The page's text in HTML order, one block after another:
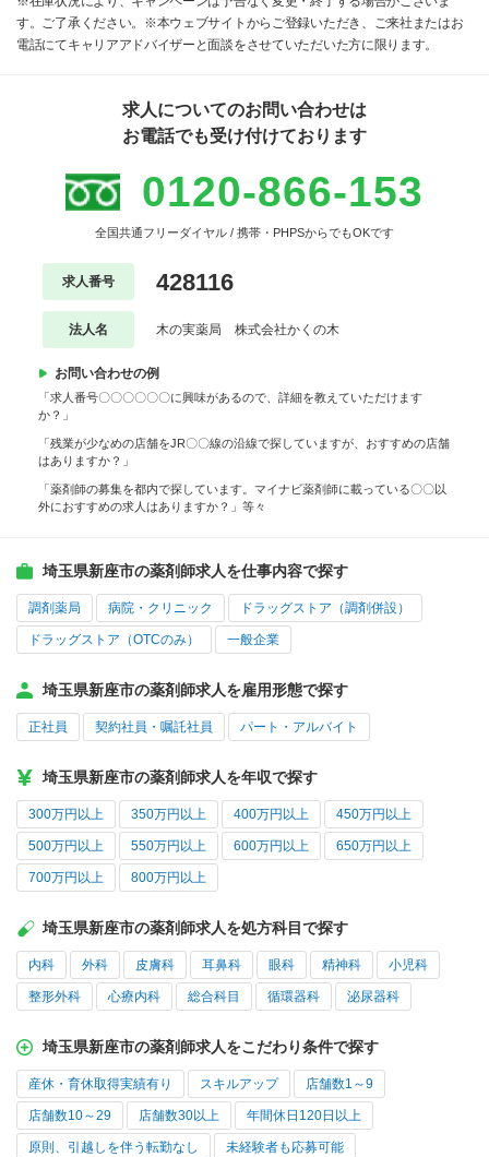
す。ご了承ください。※本ウェブサイトからご登録いただき、ご来社またはお
電話にてキャリアアドバイザーと面談をさせていただいた方に限ります。
求人についてのお問い合わせは
お電話でも受け付けております
0120-866-153
全国共通フリーダイヤル / 携帯・PHPSからでもOKです
求人番号 428116
法人名 木の実薬局 株式会社かくの木
お問い合わせの例
「求人番号〇〇〇〇〇〇に興味があるので、詳細を教えていただけます
か？」
「残業が少なめの店舗をJR〇〇線の沿線で探していますが、おすすめの店舗
はありますか？」
「薬剤師の募集を都内で探しています。マイナビ薬剤師に載っている〇〇以
外におすすめの求人はありますか？」等々
埼玉県新座市の薬剤師求人を仕事内容で探す
調剤薬局 病院・クリニック ドラッグストア（調剤併設）
ドラッグストア（OTCのみ） 一般企業
埼玉県新座市の薬剤師求人を雇用形態で探す
正社員 契約社員・嘱託社員 パート・アルバイト
埼玉県新座市の薬剤師求人を年収で探す
300万円以上 350万円以上 400万円以上 450万円以上
500万円以上 550万円以上 600万円以上 650万円以上
700万円以上 800万円以上
埼玉県新座市の薬剤師求人を処方科目で探す
内科 外科 皮膚科 耳鼻科 眼科 精神科 小児科
整形外科 心療内科 総合科目 循環器科 泌尿器科
埼玉県新座市の薬剤師求人をこだわり条件で探す
産休・育休取得実績有り スキルアップ 店舗数1～9
店舗数10～29 店舗数30以上 年間休日120日以上
原則、引越しを伴う転勤なし 未経験者も応募可能